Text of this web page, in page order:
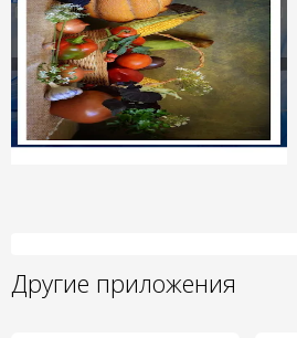
Другие приложения